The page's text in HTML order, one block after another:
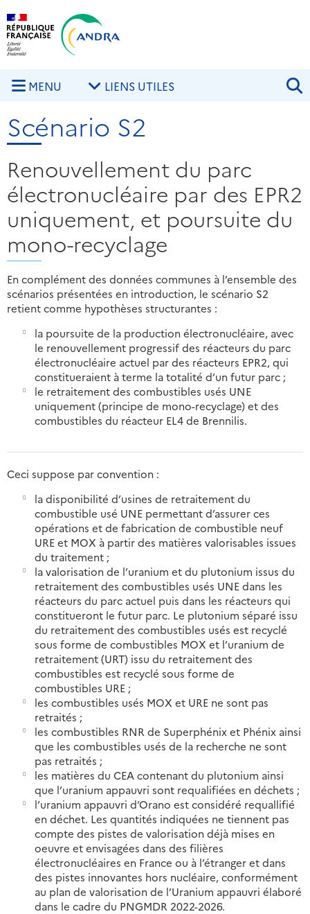
Aller au contenu principal
MENU LIENS UTILES
Scénario S2
Renouvellement du parc
électronucléaire par des EPR2
uniquement, et poursuite du
mono-recyclage
En complément des données communes à l’ensemble des
scénarios présentées en introduction, le scénario S2
retient comme hypothèses structurantes :
la poursuite de la production électronucléaire, avec
le renouvellement progressif des réacteurs du parc
électronucléaire actuel par des réacteurs EPR2, qui
constitueraient à terme la totalité d’un futur parc ;
le retraitement des combustibles usés UNE
uniquement (principe de mono-recyclage) et des
combustibles du réacteur EL4 de Brennilis.
Ceci suppose par convention :
la disponibilité d’usines de retraitement du
combustible usé UNE permettant d’assurer ces
opérations et de fabrication de combustible neuf
URE et MOX à partir des matières valorisables issues
du traitement ;
la valorisation de l’uranium et du plutonium issus du
retraitement des combustibles usés UNE dans les
réacteurs du parc actuel puis dans les réacteurs qui
constitueront le futur parc. Le plutonium séparé issu
du retraitement des combustibles usés est recyclé
sous forme de combustibles MOX et l’uranium de
retraitement (URT) issu du retraitement des
combustibles est recyclé sous forme de
combustibles URE ;
les combustibles usés MOX et URE ne sont pas
retraités ;
les combustibles RNR de Superphénix et Phénix ainsi
que les combustibles usés de la recherche ne sont
pas retraités ;
les matières du CEA contenant du plutonium ainsi
que l’uranium appauvri sont requalifiées en déchets ;
l’uranium appauvri d’Orano est considéré requallifié
en déchet. Les quantités indiquées ne tiennent pas
compte des pistes de valorisation déjà mises en
oeuvre et envisagées dans des filières
électronucléaires en France ou à l’étranger et dans
des pistes innovantes hors nucléaire, conformément
au plan de valorisation de l’Uranium appauvri élaboré
dans le cadre du PNGMDR 2022-2026.